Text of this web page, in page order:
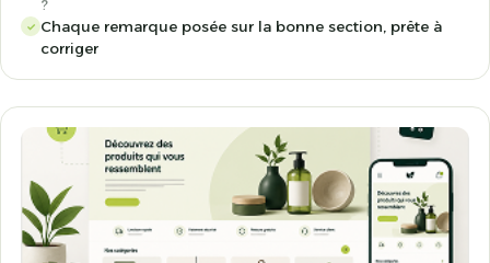
?
✓ Chaque remarque posée sur la bonne section, prête à
corriger